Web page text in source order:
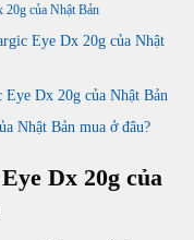
20g của Nhật Bản
Eye Dx 20g của Nhật
Dx 20g của Nhật Bản
Nhật Bản mua ở đâu?
Dx 20g của